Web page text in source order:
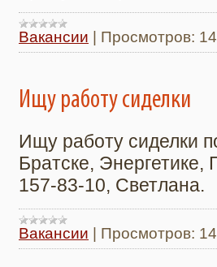
Вакансии Просмотров:
Ищу работу сиделки
Ищу работу сиделки
Братске,
157-83-10, Светлана.
Вакансии Просмотров: